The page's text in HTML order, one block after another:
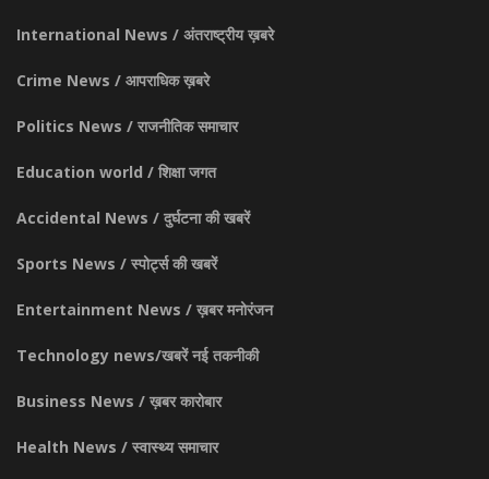
International News / अंतराष्ट्रीय ख़बरे
Crime News / आपराधिक ख़बरे
Politics News / राजनीतिक समाचार
Education world / शिक्षा जगत
Accidental News / दुर्घटना की खबरें
Sports News / स्पोर्ट्स की खबरें
Entertainment News / ख़बर मनोरंजन
Technology news/खबरें नई तकनीकी
Business News / ख़बर कारोबार
Health News / स्वास्थ्य समाचार